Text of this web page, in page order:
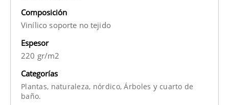
Composición
Vinílico soporte no tejido
Espesor
220 gr/m2
Categorías
Plantas, naturaleza, nórdico,Árboles y cuarto de
baño.